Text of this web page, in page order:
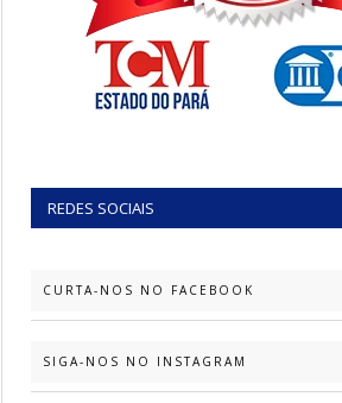
REDES SOCIAIS
CURTA-NOS NO FACEBOOK
SIGA-NOS NO INSTAGRAM